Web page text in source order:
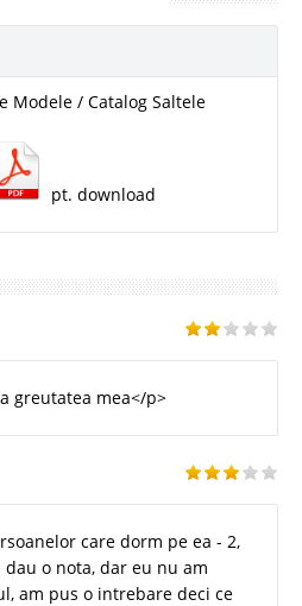
Modele / Catalog Saltele
pt. download
greutatea mea</p>
care dorm pe ea - 2,
o nota, dar eu nu am
am pus o intrebare deci ce